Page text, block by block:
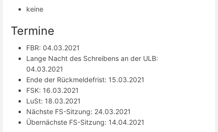
keine
Termine
FBR: 04.03.2021
Lange Nacht des Schreibens an der ULB:
04.03.2021
Ende der Rückmeldefrist: 15.03.2021
FSK: 16.03.2021
LuSt: 18.03.2021
Nächste FS-Sitzung: 24.03.2021
Übernächste FS-Sitzung: 14.04.2021